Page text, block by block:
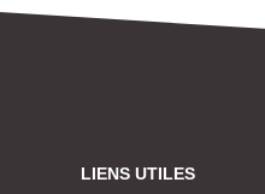
LIENS UTILES